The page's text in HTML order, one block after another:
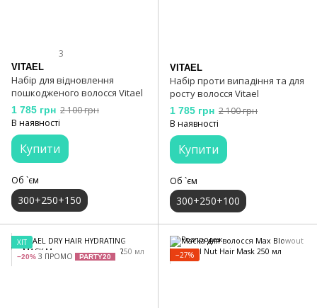
3
VITAEL
Набір для відновлення
пошкодженого волосся Vitael
1 785 грн 2 100 грн
В наявності
Купити
Об `єм
300+250+150
VITAEL
Набір проти випадіння та для
росту волосся Vitael
1 785 грн 2 100 грн
В наявності
Купити
Об `єм
300+250+100
ХІТ
−20% З ПРОМО PARTY20 −27%